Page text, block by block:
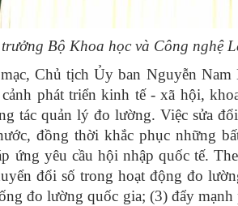
Bộ Khoa học và Công nghệ
Chủ tịch Ủy ban Nguyễn
phát triển kinh tế - xã hội,
tác quản lý đo lường. Việc sửa
đồng thời khắc phục những
ứng yêu cầu hội nhập quốc tế.
đổi số trong hoạt động đo
đo lường quốc gia; (3) đẩy